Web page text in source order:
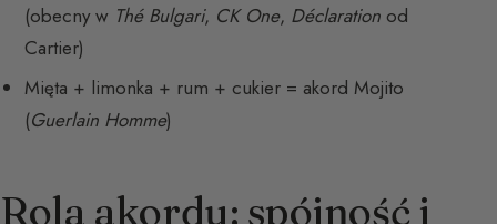
(obecny w Thé Bulgari, CK One, Déclaration od
Cartier)
Mięta + limonka + rum + cukier = akord Mojito
(Guerlain Homme)
Rola akordu: spójność i